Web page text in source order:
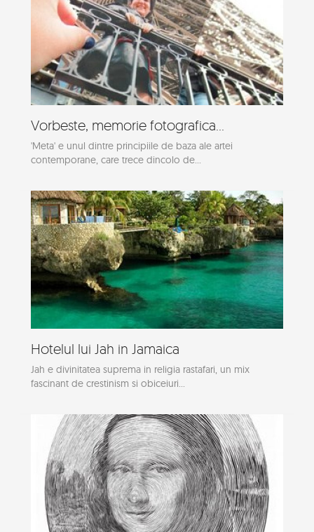
Vorbeste, memorie fotografica...
'Meta' e unul dintre principiile de baza ale artei
contemporane, care trece dincolo de...
Hotelul lui Jah in Jamaica
Jah e divinitatea suprema in religia rastafari, un mix
fascinant de crestinism si obiceiuri...